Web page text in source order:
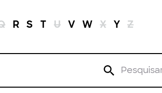
R S T U V W X Y Z